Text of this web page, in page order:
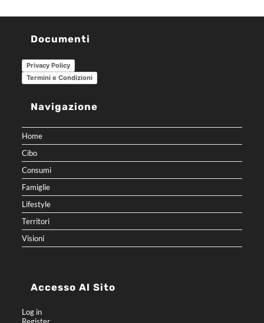
Documenti
Privacy Policy
Termini e Condizioni
Navigazione
Home
Cibo
Consumi
Famiglie
Lifestyle
Territori
Visioni
Accesso Al Sito
Log in